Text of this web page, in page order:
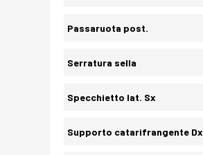
Passaruota post.
Serratura sella
Specchietto lat. Sx
Supporto catarifrangente Dx